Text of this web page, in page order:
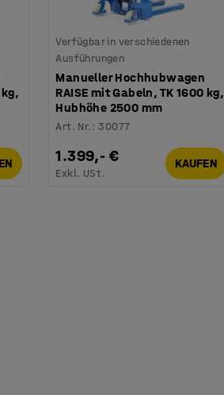
Verfügbar in verschiedenen
Ausführungen
Manueller Hochhubwagen
RAISE mit Gabeln, TK 1600 kg,
Hubhöhe 2500 mm
Art. Nr. :30077
1.399,- €
Exkl. USt.
KAUFEN